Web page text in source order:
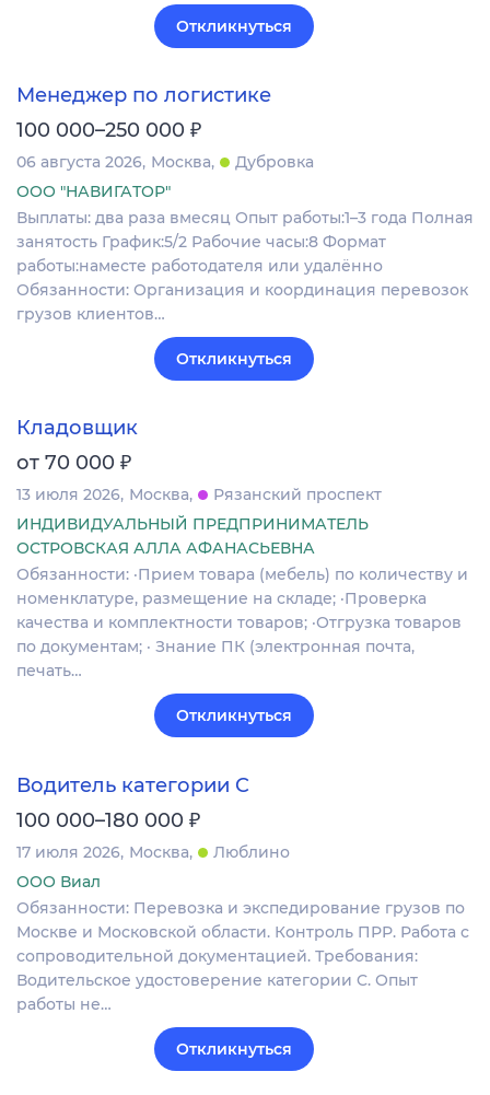
Откликнуться
Менеджер по логистике
100 000–250 000 ₽
06 августа 2026 Москва
Дубровка
ООО "НАВИГАТОР"
Выплаты: два раза вмесяц Опыт работы:1–3 года Полная
занятость График:5/2 Рабочие часы:8 Формат
работы:наместе работодателя или удалённо
Обязанности: Организация и координация перевозок
грузов клиентов…
Откликнуться
Кладовщик
от 70 000 ₽
13 июля 2026 Москва
Рязанский проспект
ИНДИВИДУАЛЬНЫЙ ПРЕДПРИНИМАТЕЛЬ
ОСТРОВСКАЯ АЛЛА АФАНАСЬЕВНА
Обязанности: ·Прием товара (мебель) по количеству и
номенклатуре, размещение на складе; ·Проверка
качества и комплектности товаров; ·Отгрузка товаров
по документам; · Знание ПК (электронная почта,
печать…
Откликнуться
Водитель категории C
100 000–180 000 ₽
17 июля 2026 Москва
Люблино
ООО Виал
Обязанности: Перевозка и экспедирование грузов по
Москве и Московской области. Контроль ПРР. Работа с
сопроводительной документацией. Требования:
Водительское удостоверение категории C. Опыт
работы не…
Откликнуться